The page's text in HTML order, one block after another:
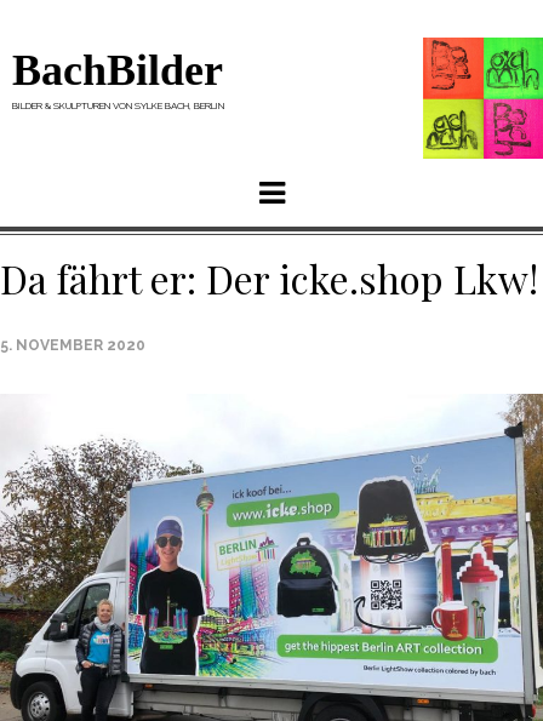
BachBilder
BILDER & SKULPTUREN VON SYLKE BACH, BERLIN
Menu
Da fährt er: Der icke.shop Lkw!
5. NOVEMBER 2020